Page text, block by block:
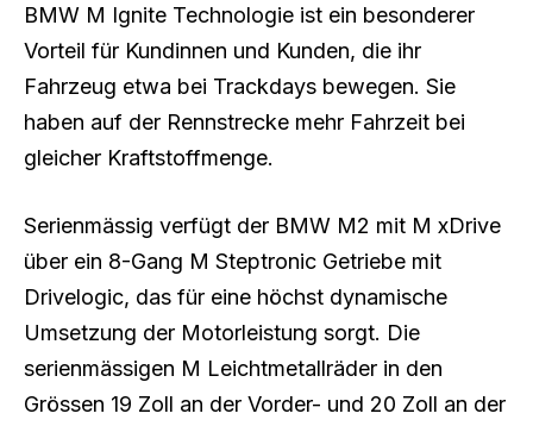
BMW M Ignite Technologie ist ein besonderer
Vorteil für Kundinnen und Kunden, die ihr
Fahrzeug etwa bei Trackdays bewegen. Sie
haben auf der Rennstrecke mehr Fahrzeit bei
gleicher Kraftstoffmenge.
Serienmässig verfügt der BMW M2 mit M xDrive
über ein 8-Gang M Steptronic Getriebe mit
Drivelogic, das für eine höchst dynamische
Umsetzung der Motorleistung sorgt. Die
serienmässigen M Leichtmetallräder in den
Grössen 19 Zoll an der Vorder- und 20 Zoll an der